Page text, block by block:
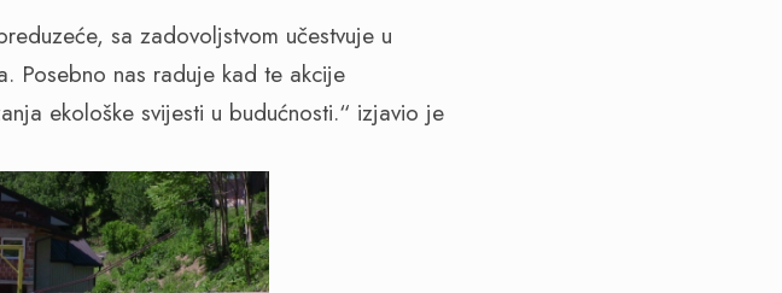
sa zadovoljstvom učestvuje u
Posebno nas raduje kad te akcije
ekološke svijesti u budućnosti.“ izjavio je